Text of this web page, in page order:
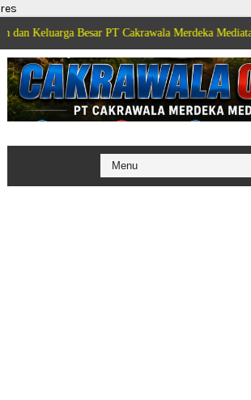
res
Besar PT Cakrawala Merdeka Mediatama